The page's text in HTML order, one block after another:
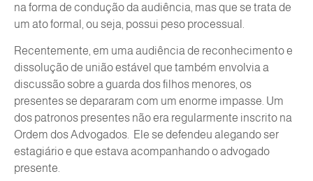
na forma de condução da audiência, mas que se trata de
um ato formal, ou seja, possui peso processual.
Recentemente, em uma audiência de reconhecimento e
dissolução de união estável que também envolvia a
discussão sobre a guarda dos filhos menores, os
presentes se depararam com um enorme impasse. Um
dos patronos presentes não era regularmente inscrito na
Ordem dos Advogados. Ele se defendeu alegando ser
estagiário e que estava acompanhando o advogado
presente.